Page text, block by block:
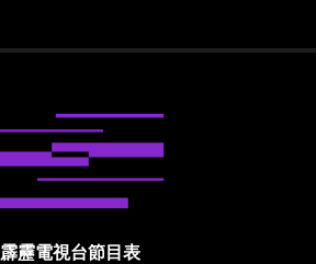
霹靂電視台節目表